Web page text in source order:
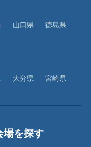
山口県
徳島県
大分県
宮崎県
場を探す